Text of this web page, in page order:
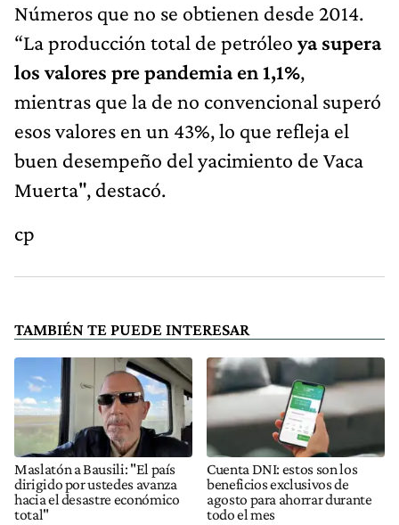
Números que no se obtienen desde 2014.
“La producción total de petróleoya supera
los valores pre pandemia en 1,1%,
mientras que la de no convencional superó
esos valores en un 43%, lo que refleja el
buen desempeño del yacimiento de Vaca
Muerta", destacó.
cp
TAMBIÉN TE PUEDE INTERESAR
Maslatón a Bausili: "El país
dirigido por ustedes avanza
hacia el desastre económico
total"
Cuenta DNI: estos son los
beneficios exclusivos de
agosto para ahorrar durante
todo el mes